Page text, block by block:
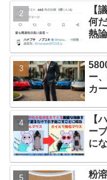
【
何
熱
ー
カ
【
ー
に
粉